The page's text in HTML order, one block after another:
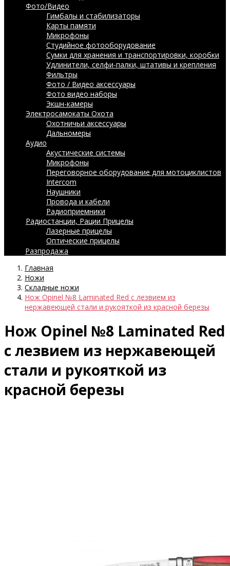
Фото/Видео
Гимбалы и стабилизаторы
Карты памяти
Микрофоны
Студийное фотооборудование
Сумки для хранения и транспортировки, коробки
Удлинители, селфи-палки, штативы и крепления
Фильтры
Фото / Видео аксессуары
Фото видео наборы
Экшн-камеры
Электросамокаты Охота
Охотничьи аксессуары
Дальномеры
Аудио
Акустические системы
Микрофоны
Переговорное оборудование для мотоциклистов
Intercom
Наушники
Провода и кабели
Радиоприемники
Радиостанции, Рации Прицелы
Лазерные прицелы
Оптические прицелы
Разпродажа
Главная
Ножи
Складные ножи
Нож Opinel №8 Laminated Red с лезвием из
нержавеющей стали и рукояткой из красной березы
Нож Opinel №8 Laminated Red
с лезвием из нержавеющей
стали и рукояткой из
красной березы